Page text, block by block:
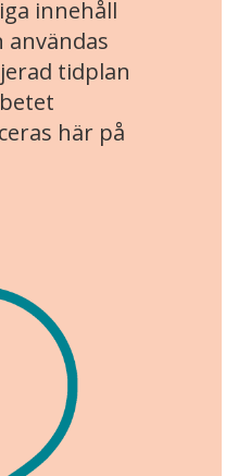
innehåll
användas
tidplan
här på